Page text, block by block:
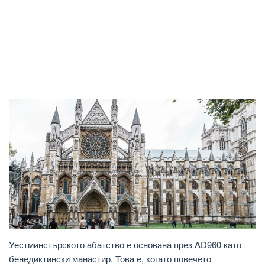
Уестминстърското абатство е основана през AD960 като
бенедиктински манастир. Това е, когато повечето